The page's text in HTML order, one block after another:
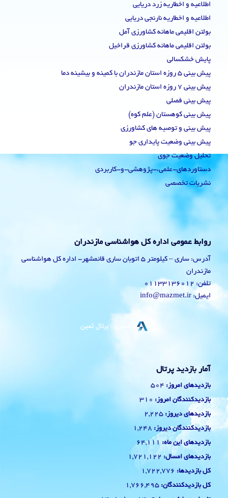
اطلاعیه و اخطاریه زرد دریایی
اطلاعیه و اخطاریه نارنجی دریایی
بولتن اقلیمی ماهانه کشاورزی آمل
بولتن اقلیمی ماهانه کشاورزی قراخیل
پایش خشکسالی
پیش بینی 5 روزه استان مازندران با کمینه و بیشینه دما
پیش بینی 7 روزه استان مازندران
پیش بینی فصلی
پیش بینی کوهستان (علم کوه)
پیش بینی و توصیه های کشاورزی
پیش بینی وضعیت پایداری جو
تحلیل وضعیت جوی
دستاوردهای-علمی،-پژوهشی-و-کاربردی
نشریات تخصصی
روابط عمومی اداره کل هواشناسی مازندران
آدرس: ساری – کیلومتر 5 اتوبان ساری قائمشهر- اداره کل هواشناسی
مازندران
تلفن: 01133136012
ایمیل: info@mazmet.ir
آمار بازدید پرتال
بازدیدهای امروز: 504
بازدیدکنندگان امروز: 310
بازدیدهای دیروز: 2,225
بازدیدکنندگان دیروز: 1,248
بازدیدهای این ماه: 64,111
بازدیدهای امسال: 1,721,122
کل بازدیدها: 1,722,776
کل بازدیدکنند‌گان: 1,766,495